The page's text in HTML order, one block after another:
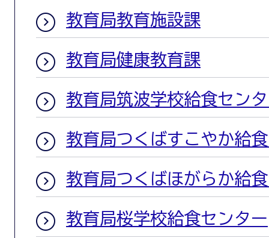
教育局教育施設課
教育局健康教育課
教育局筑波学校給食セン
教育局つくばすこやか給
教育局つくばほがらか給
教育局桜学校給食センター